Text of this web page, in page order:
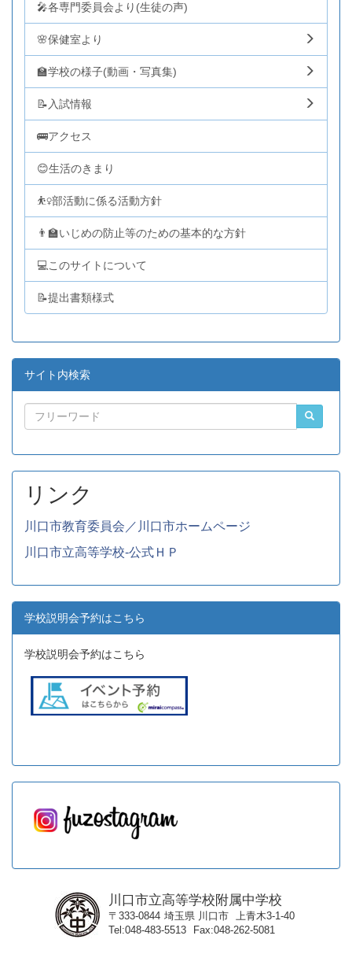
🎤各専門委員会より(生徒の声)
🌸保健室より
🏫学校の様子(動画・写真集)
📝入試情報
🚌アクセス
😊生活のきまり
⛹️‍♀️部活動に係る活動方針
👨‍🏫いじめの防止等のための基本的な方針
💻このサイトについて
📝提出書類様式
サイト内検索
リンク
川口市教育委員会／川口市ホームページ
川口市立高等学校-公式ＨＰ
学校説明会予約はこちら
学校説明会予約はこちら
川口市立高等学校附属中学校
〒333-0844 埼玉県 川口市
上青木3-1-40
Tel 048-483-5513 Fax 048-262-5081